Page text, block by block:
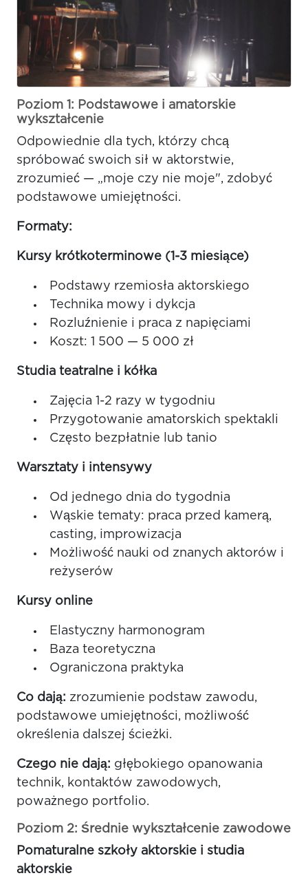
Poziom 1: Podstawowe i amatorskie
wykształcenie
Odpowiednie dla tych, którzy chcą
spróbować swoich sił w aktorstwie,
zrozumieć — „moje czy nie moje", zdobyć
podstawowe umiejętności.
Formaty:
Kursy krótkoterminowe (1-3 miesiące)
Podstawy rzemiosła aktorskiego
Technika mowy i dykcja
Rozluźnienie i praca z napięciami
Koszt: 1 500 — 5 000 zł
Studia teatralne i kółka
Zajęcia 1-2 razy w tygodniu
Przygotowanie amatorskich spektakli
Często bezpłatnie lub tanio
Warsztaty i intensywy
Od jednego dnia do tygodnia
Wąskie tematy: praca przed kamerą,
casting, improwizacja
Możliwość nauki od znanych aktorów i
reżyserów
Kursy online
Elastyczny harmonogram
Baza teoretyczna
Ograniczona praktyka
Co dają: zrozumienie podstaw zawodu,
podstawowe umiejętności, możliwość
określenia dalszej ścieżki.
Czego nie dają: głębokiego opanowania
technik, kontaktów zawodowych,
poważnego portfolio.
Poziom 2: Średnie wykształcenie zawodowe
Pomaturalne szkoły aktorskie i studia
aktorskie